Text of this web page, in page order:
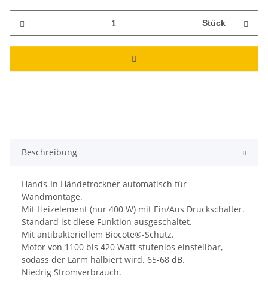
Stück
Beschreibung
Hands-In Händetrockner automatisch für
Wandmontage.
Mit Heizelement (nur 400 W) mit Ein/Aus Druckschalter.
Standard ist diese Funktion ausgeschaltet.
Mit antibakteriellem Biocote®-Schutz.
Motor von 1100 bis 420 Watt stufenlos einstellbar,
sodass der Lärm halbiert wird. 65-68 dB.
Niedrig Stromverbrauch.